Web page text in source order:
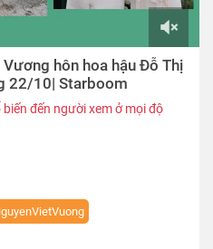
hôn hoa hậu Đỗ Thị
22/10| Starboom
đến người xem ở mọi độ